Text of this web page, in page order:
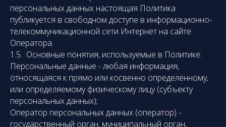
персональных данных настоящая Политика
публикуется в свободном доступе в информационно-
телекоммуникационной сети Интернет на сайте
Оператора.
1.5. Основные понятия, используемые в Политике:
Персональные данные - любая информация,
относящаяся к прямо или косвенно определенному,
или определяемому физическому лицу (субъекту
персональных данных);
Оператор персональных данных (оператор) -
государственный орган, муниципальный орган,